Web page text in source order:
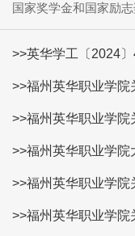
国家奖学金和国家励
>>英华学工〔2024
>>福州英华职业学院
>>福州英华职业学院
>>福州英华职业学院
>>福州英华职业学院
>>福州英华职业学院